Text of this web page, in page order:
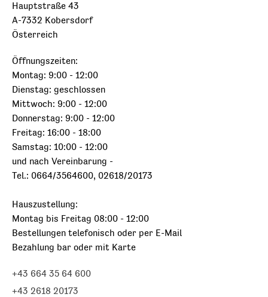
Hauptstraße 43
A-7332 Kobersdorf
Österreich
Öffnungszeiten:
Montag: 9:00 - 12:00
Dienstag: geschlossen
Mittwoch: 9:00 - 12:00
Donnerstag: 9:00 - 12:00
Freitag: 16:00 - 18:00
Samstag: 10:00 - 12:00
und nach Vereinbarung -
Tel.: 0664/3564600, 02618/20173
Hauszustellung:
Montag bis Freitag 08:00 - 12:00
Bestellungen telefonisch oder per E-Mail
Bezahlung bar oder mit Karte
+43 664 35 64 600
+43 2618 20173